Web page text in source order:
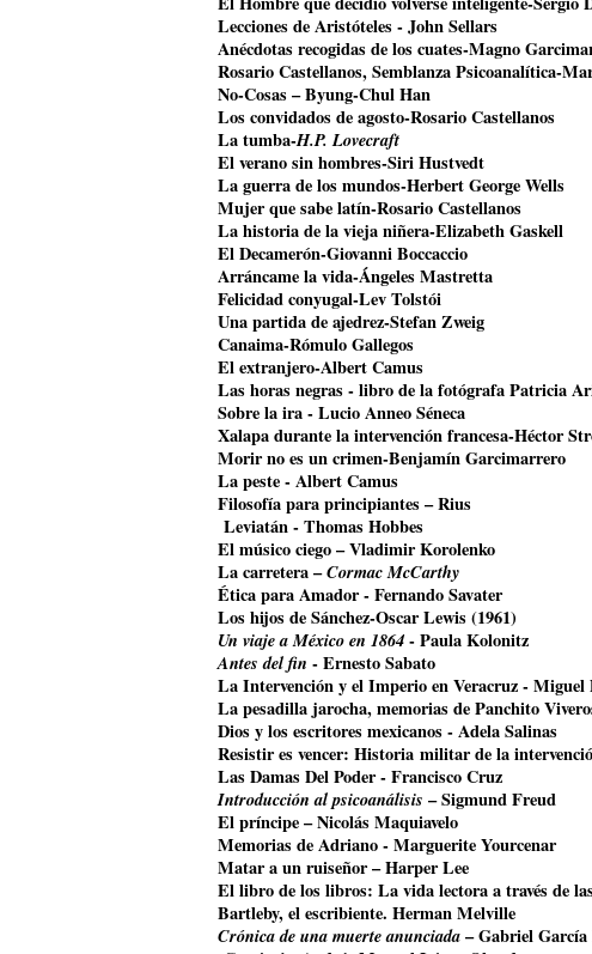
Lecciones de Aristóteles - John Sellars
Anécdotas recogidas de los cuates-Magno
Rosario Castellanos, Semblanza Psicoanalítica-
No-Cosas – Byung-Chul Han
Los convidados de agosto-Rosario Castellanos
La tumba-H.P. Lovecraft
El verano sin hombres-Siri Hustvedt
La guerra de los mundos-Herbert George Wells
Mujer que sabe latín-Rosario Castellanos
La historia de la vieja niñera-Elizabeth Gaskell
El Decamerón-Giovanni Boccaccio
Arráncame la vida-Ángeles Mastretta
Felicidad conyugal-Lev Tolstói
Una partida de ajedrez-Stefan Zweig
Canaima-Rómulo Gallegos
El extranjero-Albert Camus
Las horas negras - libro de la fotógrafa Patricia
Sobre la ira - Lucio Anneo Séneca
Xalapa durante la intervención francesa-Héctor
Morir no es un crimen-Benjamín Garcimarrero
La peste - Albert Camus
Filosofía para principiantes – Rius
Leviatán - Thomas Hobbes
El músico ciego – Vladimir Korolenko
La carretera –Cormac McCarthy
Ética para Amador - Fernando Savater
Los hijos de Sánchez-Oscar Lewis (1961)
Un viaje a México en 1864- Paula Kolonitz
Antes del fin - Ernesto Sabato
La Intervención y el Imperio en Veracruz - Miguel
La pesadilla jarocha, memorias de Panchito
Dios y los escritores mexicanos - Adela Salinas
Resistir es vencer: Historia militar de la
Las Damas Del Poder - Francisco Cruz
Introducción al psicoanálisis – Sigmund Freud
El príncipe – Nicolás Maquiavelo
Memorias de Adriano - Marguerite Yourcenar
Matar a un ruiseñor – Harper Lee
El libro de los libros: La vida lectora a través de
Bartleby, el escribiente. Herman Melville
Crónica de una muerte anunciada– Gabriel